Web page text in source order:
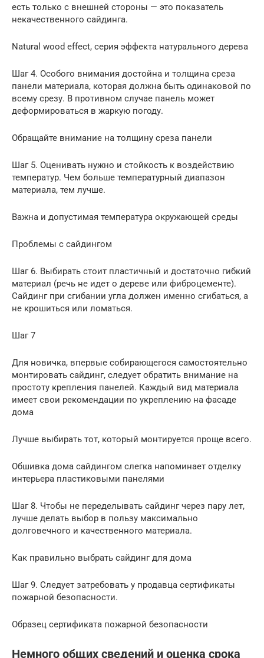
есть только с внешней стороны — это показатель
некачественного сайдинга.
Natural wood effect, серия эффекта натурального дерева
Шаг 4. Особого внимания достойна и толщина среза
панели материала, которая должна быть одинаковой по
всему срезу. В противном случае панель может
деформироваться в жаркую погоду.
Обращайте внимание на толщину среза панели
Шаг 5. Оценивать нужно и стойкость к воздействию
температур. Чем больше температурный диапазон
материала, тем лучше.
Важна и допустимая температура окружающей среды
Проблемы с сайдингом
Шаг 6. Выбирать стоит пластичный и достаточно гибкий
материал (речь не идет о дереве или фиброцементе).
Сайдинг при сгибании угла должен именно сгибаться, а
не крошиться или ломаться.
Шаг 7
Для новичка, впервые собирающегося самостоятельно
монтировать сайдинг, следует обратить внимание на
простоту крепления панелей. Каждый вид материала
имеет свои рекомендации по укреплению на фасаде
дома
Лучше выбирать тот, который монтируется проще всего.
Обшивка дома сайдингом слегка напоминает отделку
интерьера пластиковыми панелями
Шаг 8. Чтобы не переделывать сайдинг через пару лет,
лучше делать выбор в пользу максимально
долговечного и качественного материала.
Как правильно выбрать сайдинг для дома
Шаг 9. Следует затребовать у продавца сертификаты
пожарной безопасности.
Образец сертификата пожарной безопасности
Немного общих сведений и оценка срока